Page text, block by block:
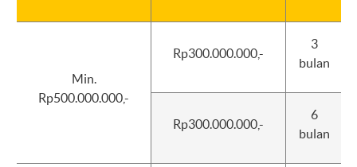
Min.
Rp500.000.000,-
Rp300.000.000,-
3
bulan
Rp300.000.000,-
6
bulan